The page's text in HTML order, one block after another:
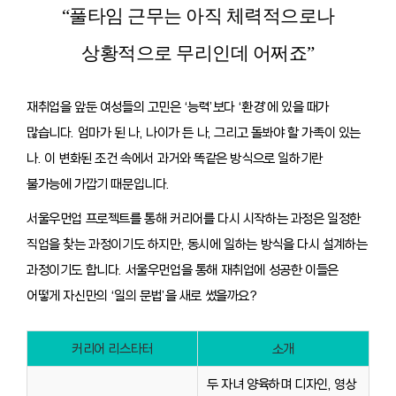
“풀타임 근무는 아직 체력적으로나
상황적으로 무리인데 어쩌죠”
재취업을 앞둔 여성들의 고민은 ‘능력’보다 ‘환경’에 있을 때가
많습니다. 엄마가 된 나, 나이가 든 나, 그리고 돌봐야 할 가족이 있는
나. 이 변화된 조건 속에서 과거와 똑같은 방식으로 일하기란
불가능에 가깝기 때문입니다.
서울우먼업 프로젝트를 통해 커리어를 다시 시작하는 과정은 일정한
직업을 찾는 과정이기도 하지만, 동시에 일하는 방식을 다시 설계하는
과정이기도 합니다. 서울우먼업을 통해 재취업에 성공한 이들은
어떻게 자신만의 ‘일의 문법’을 새로 썼을까요?
커리어 리스타터 소개
두 자녀 양육하며 디자인, 영상